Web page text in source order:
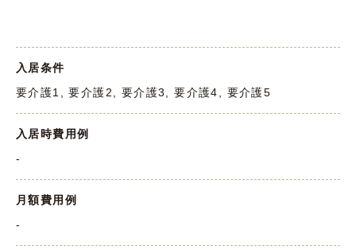
入居条件
要介護1, 要介護2, 要介護3, 要介護4, 要介護5
入居時費用例
-
月額費用例
-